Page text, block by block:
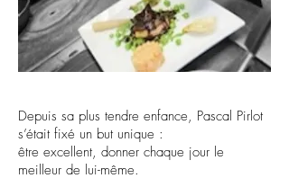
Depuis sa plus tendre enfance, Pascal Pirlot
s’était fixé un but unique :
être excellent, donner chaque jour le
meilleur de lui-même.